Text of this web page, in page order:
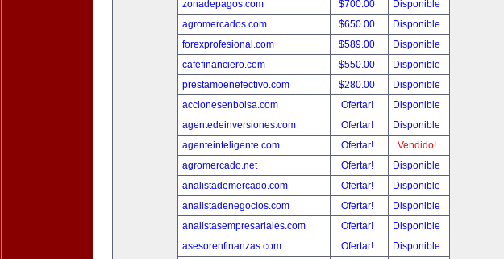
zonadepagos.com
$700.00
Disponible
agromercados.com
$650.00
Disponible
forexprofesional.com
$589.00
Disponible
cafefinanciero.com
$550.00
Disponible
prestamoenefectivo.com
$280.00
Disponible
accionesenbolsa.com
Ofertar!
Disponible
agentedeinversiones.com
Ofertar!
Disponible
agenteinteligente.com
Ofertar!
Vendido!
agromercado.net
Ofertar!
Disponible
analistademercado.com
Ofertar!
Disponible
analistadenegocios.com
Ofertar!
Disponible
analistasempresariales.com
Ofertar!
Disponible
asesorenfinanzas.com
Ofertar!
Disponible